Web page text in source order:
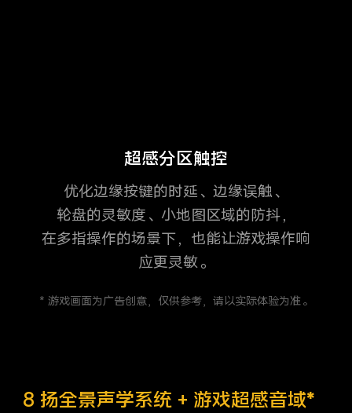
超感分区触控
优化边缘按键的时延、边缘误触、
轮盘的灵敏度、 小地图区域的防抖，
在多指操作的场景下，也能让游戏操作响
应更灵敏。
* 游戏画面为广告创意，仅供参考，请以实际体验为准。
8 扬全景声学系统 + 游戏超感音域*